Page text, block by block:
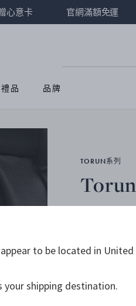
心意卡 官網滿額免運
禮品 品牌
TORUN系列
選擇尺寸
to be located in
shipping destination.